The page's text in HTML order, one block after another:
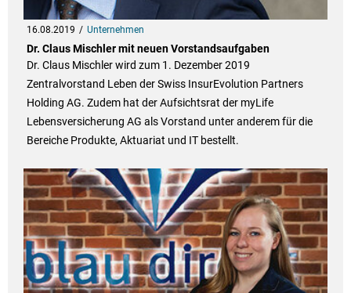
16.08.2019 Unternehmen
Dr. Claus Mischler mit neuen Vorstandsaufgaben
Dr. Claus Mischler wird zum 1. Dezember 2019
Zentralvorstand Leben der Swiss InsurEvolution Partners
Holding AG. Zudem hat der Aufsichtsrat der myLife
Lebensversicherung AG als Vorstand unter anderem für die
Bereiche Produkte, Aktuariat und IT bestellt.